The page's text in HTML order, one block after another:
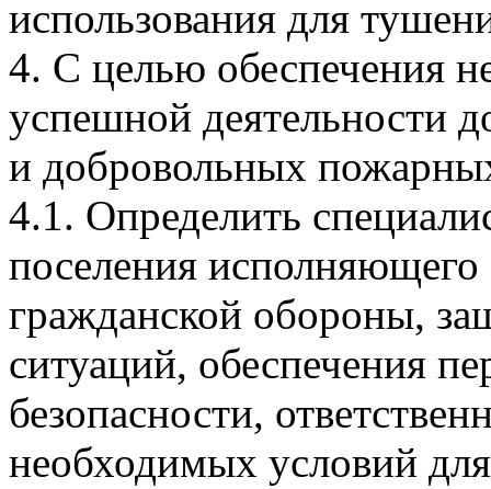
использования для
4. С целью обеспечения
успешной деятельности
и добровольных
4.1. Определить
поселения
гражданской обороны,
ситуаций, обеспечения
безопасности,
необходимых условий